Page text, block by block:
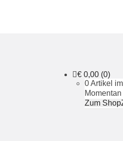
€ 0,00 (0)
0 Artikel
Zum Shop